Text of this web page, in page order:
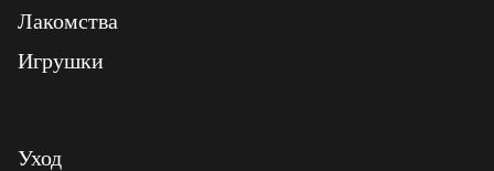
Лакомства
Игрушки
Уход